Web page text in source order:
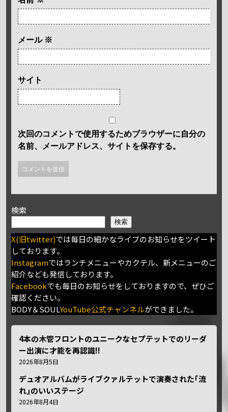
メール ※
サイト
次回のコメントで使用するためブラウザーに自分の
名前、メールアドレス、サイトを保存する。
検索
検索
X(旧twitter)では毎日の細かなライブのお知らせをツイート
しております。
Instagramではランチメニューやカクテル、新メニューのご
紹介なども発信しております。
Facebookでも毎日のお知らせをしておりますので、ぜひご
確認ください。
BODY＆SOULYouTube公式チャンネルができました。
4本の木管フロントのユニークなセプテットでのリーダ
ー出演に才能を再認識!!
2026年8月5日
デュオアルバムがライブクァルテットで演奏された｢流
れ｣のいいステージ
2026年8月4日